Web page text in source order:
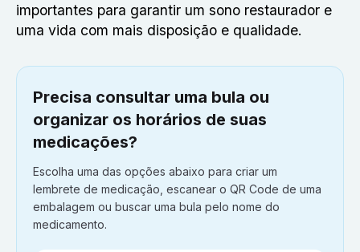
importantes para garantir um sono restaurador e
uma vida com mais disposição e qualidade.
Precisa consultar uma bula ou
organizar os horários de suas
medicações?
Escolha uma das opções abaixo para criar um
lembrete de medicação, escanear o QR Code de uma
embalagem ou buscar uma bula pelo nome do
medicamento.